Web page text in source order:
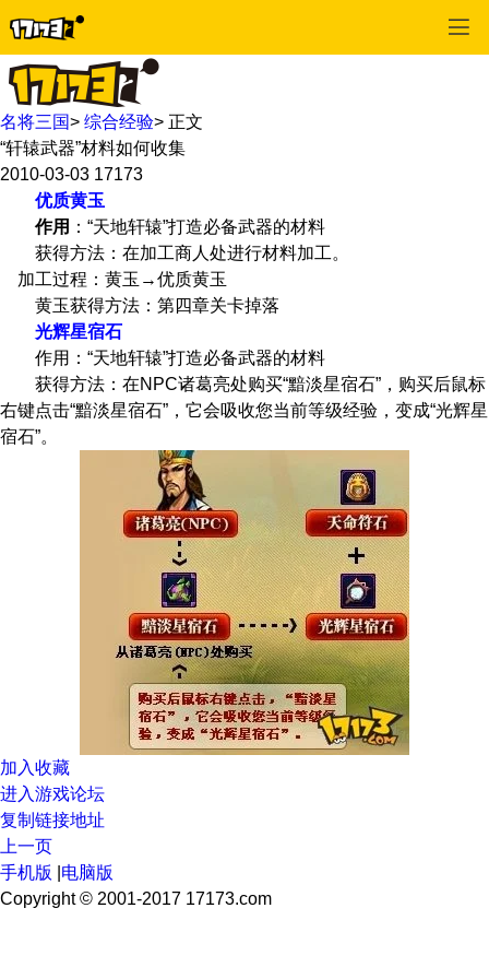
名将三国> 综合经验> 正文
“轩辕武器”材料如何收集
2010-03-03 17173
优质黄玉
作用 ：“天地轩辕”打造必备武器的材料
获得方法：在加工商人处进行材料加工。
加工过程：黄玉→优质黄玉
黄玉获得方法：第四章关卡掉落
光辉星宿石
作用：“天地轩辕”打造必备武器的材料
获得方法：在NPC诸葛亮处购买“黯淡星宿石”，购买后鼠标
右键点击“黯淡星宿石”，它会吸收您当前等级经验，变成“光辉星
宿石”。
加入收藏
进入游戏论坛
复制链接地址
上一页
手机版
电脑版
Copyright © 2001-2017 17173.com